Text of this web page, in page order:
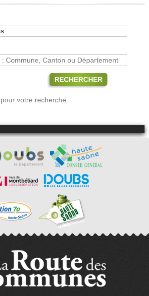
RECHERCHER
votre recherche.